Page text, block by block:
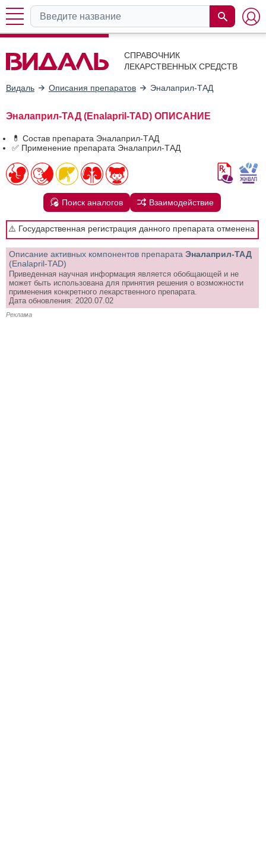
СПРАВОЧНИК
ЛЕКАРСТВЕННЫХ СРЕДСТВ
Видаль Описания препаратов Эналаприл-ТАД
Эналаприл-ТАД (Enalapril-TAD) ОПИСАНИЕ
💊 Состав препарата Эналаприл-ТАД
✅ Применение препарата Эналаприл-ТАД
Поиск аналогов Взаимодействие
⚠️ Государственная регистрация данного препарата отменена
Описание активных компонентов препарата Эналаприл-ТАД
(Enalapril-TAD)
Приведенная научная информация является обобщающей и не
может быть использована для принятия решения о возможности
применения конкретного лекарственного препарата.
Дата обновления: 2020.07.02
Реклама